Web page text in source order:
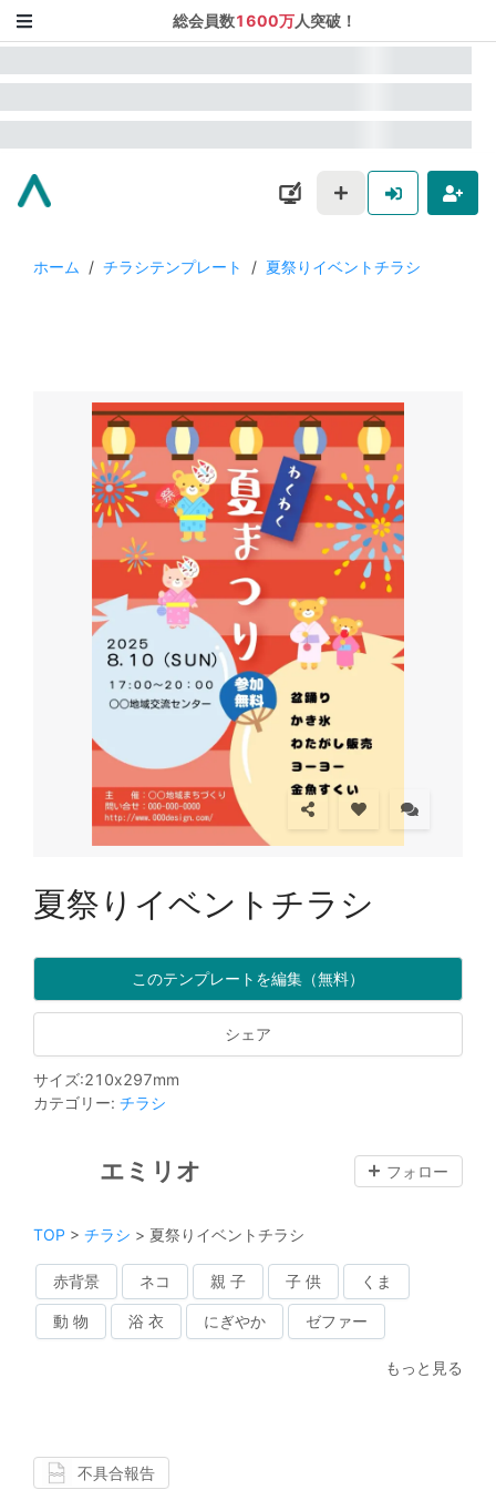
総会員数1600万人突破！
ホーム / チラシテンプレート / 夏祭りイベントチラシ
夏祭りイベントチラシ
このテンプレートを編集（無料）
シェア
サイズ:210x297mm
カテゴリー: チラシ
エミリオ フォロー
TOP > チラシ > 夏祭りイベントチラシ
赤背景 ネコ 親 子 子 供 くま
動 物 浴 衣 にぎやか ゼファー
もっと見る
不具合報告